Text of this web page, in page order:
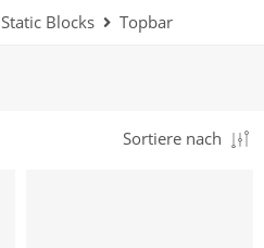
Static Blocks Topbar
Sortiere nach